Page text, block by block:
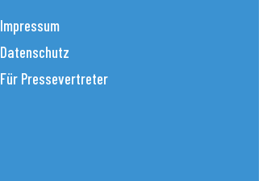
Impressum
Datenschutz
Für Pressevertreter